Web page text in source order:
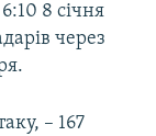
8 січня
через
– 167